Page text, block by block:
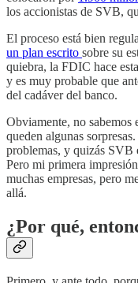
los accionistas de SVB,
El proceso está bien
un plan escrito sobre su
quiebra, la FDIC hace
y es muy probable que
del cadáver del banco.
Obviamente, no sabemos
queden algunas
problemas, y quizás SVB
Pero mi primera
muchas empresas, pero
allá.
¿Por qué,